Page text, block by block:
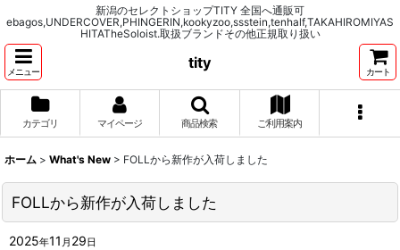
新潟のセレクトショップTITY 全国へ通販可
ebagos,UNDERCOVER,PHINGERIN,kookyzoo,ssstein,tenhalf,TAKAHIROMIYAS
HITATheSoloist.取扱ブランドその他正規取り扱い
メニュー
tity
カート
カテゴリ マイページ 商品検索 ご利用案内
ホーム > What's New > FOLLから新作が入荷しました
FOLLから新作が入荷しました
2025年11 月 29日